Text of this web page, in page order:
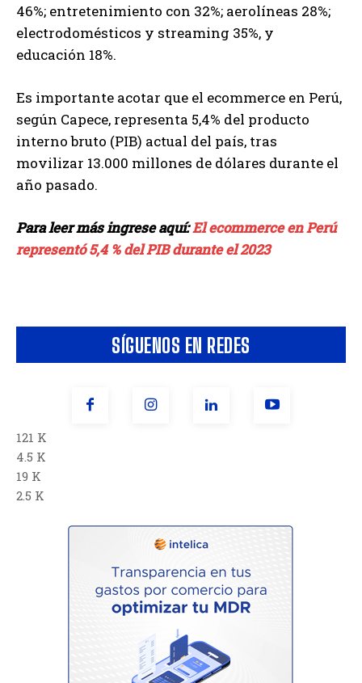
SÍGUENOS EN REDES
121 K
4.5 K
19 K
2.5 K
46%; entretenimiento con 32%; aerolíneas 28%;
electrodomésticos y streaming 35%, y
educación 18%.
Es importante acotar que el ecommerce en Perú,
según Capece, representa 5,4% del producto
interno bruto (PIB) actual del país, tras
movilizar 13.000 millones de dólares durante el
año pasado.
Para leer más ingrese aquí:El ecommerce en Perú
representó 5,4 % del PIB durante el 2023